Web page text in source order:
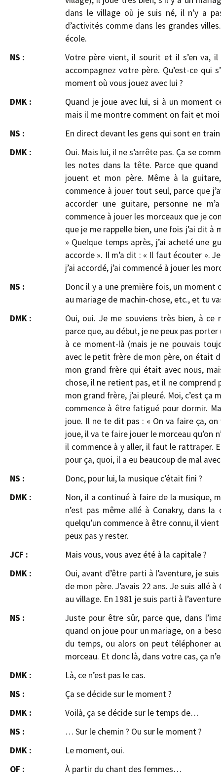
dans le village où je suis né, il n’y a
d’activités comme dans les grandes
école.
NS :
Votre père vient, il sourit et il s’en va,
accompagnez votre père. Qu’est-ce
moment où vous jouez avec lui ?
DMK :
Quand je joue avec lui, si à un moment
mais il me montre comment on fait et
NS :
En direct devant les gens qui sont en
DMK :
Oui. Mais lui, il ne s’arrête pas. Ça se
les notes dans la tête. Parce que
jouent et mon père. Même à la
commence à jouer tout seul, parce que
accorder une guitare, personne ne
commence à jouer les morceaux que je
que je me rappelle bien, une fois j’ai dit à
» Quelque temps après, j’ai acheté une
accorde ». Il m’a dit : « Il faut écouter ».
j’ai accordé, j’ai commencé à jouer les
NS :
Donc il y a une première fois, un
au mariage de machin-chose, etc., et tu
DMK :
Oui, oui. Je me souviens très bien, à ce
parce que, au début, je ne peux pas
à ce moment-là (mais je ne pouvais
avec le petit frère de mon père, on était
mon grand frère qui était avec nous,
chose, il ne retient pas, et il ne
mon grand frère, j’ai pleuré. Moi, c’est
commence à être fatigué pour dormir.
joue. Il ne te dit pas : « On va faire ça,
joue, il va te faire jouer le morceau qu’on
il commence à y aller, il faut le rattraper.
pour ça, quoi, il a eu beaucoup de mal
NS :
Donc, pour lui, la musique c’était fini ?
DMK :
Non, il a continué à faire de la musique,
n’est pas même allé à Conakry, dans
quelqu’un commence à être connu, il
peux pas y rester.
JCF :
Mais vous, vous avez été à la capitale ?
DMK :
Oui, avant d’être parti à l’aventure, je
de mon père. J’avais 22 ans. Je suis allé
au village. En 1981 je suis parti à
NS :
Juste pour être sûr, parce que, dans
quand on joue pour un mariage, on a
du temps, ou alors on peut téléphoner
morceau. Et donc là, dans votre cas, ça
DMK :
Là, ce n’est pas le cas.
NS :
Ça se décide sur le moment ?
DMK :
Voilà, ça se décide sur le temps de…
NS :
… Sur le chemin ? Ou sur le moment ?
DMK :
Le moment, oui.
OF :
À partir du chant des femmes…